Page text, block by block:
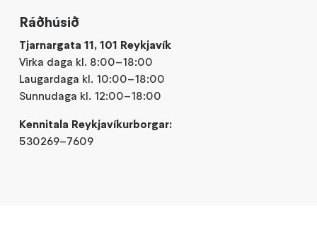
Ráðhúsið
Tjarnargata 11, 101 Reykjavík
Virka daga kl. 8:00–18:00
Laugardaga kl. 10:00–18:00
Sunnudaga kl. 12:00–18:00
Kennitala Reykjavíkurborgar:
530269–7609